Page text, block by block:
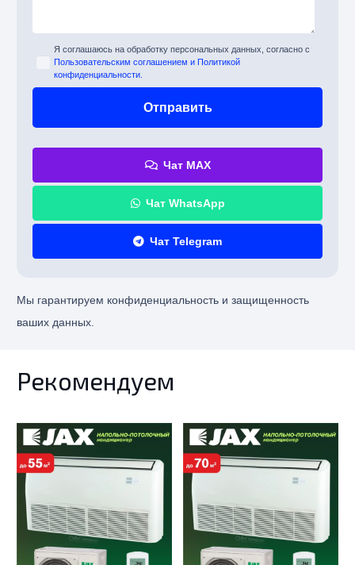
Я соглашаюсь на обработку персональных данных, согласно с
Пользовательским соглашением и Политикой
конфиденциальности.
Чат MAX
Чат WhatsApp
Чат Telegram
Мы гарантируем конфиденциальность и защищенность
ваших данных.
Рекомендуем